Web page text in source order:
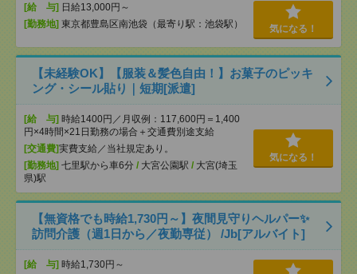
[給 与] 日給13,000円～
[勤務地] 東京都豊島区南池袋（最寄り駅：池袋駅） 気になる！
【未経験OK】【服装＆髪色自由！】お菓子のピッキ
ング・シール貼り｜短期[派遣]
[給 与] 時給1400円／月収例：117,600円＝1,400
円×4時間×21日勤務の場合＋交通費別途支給
[交通費]実費支給／当社規定あり。
[勤務地] 七里駅から車6分 / 大宮公園駅 / 大宮(埼玉
県)駅
気になる！
【無資格でも時給1,730円～】夜間見守りヘルパー✨
訪問介護（週1日から／夜勤専従） /Jb[アルバイト]
[給 与] 時給1,730円～